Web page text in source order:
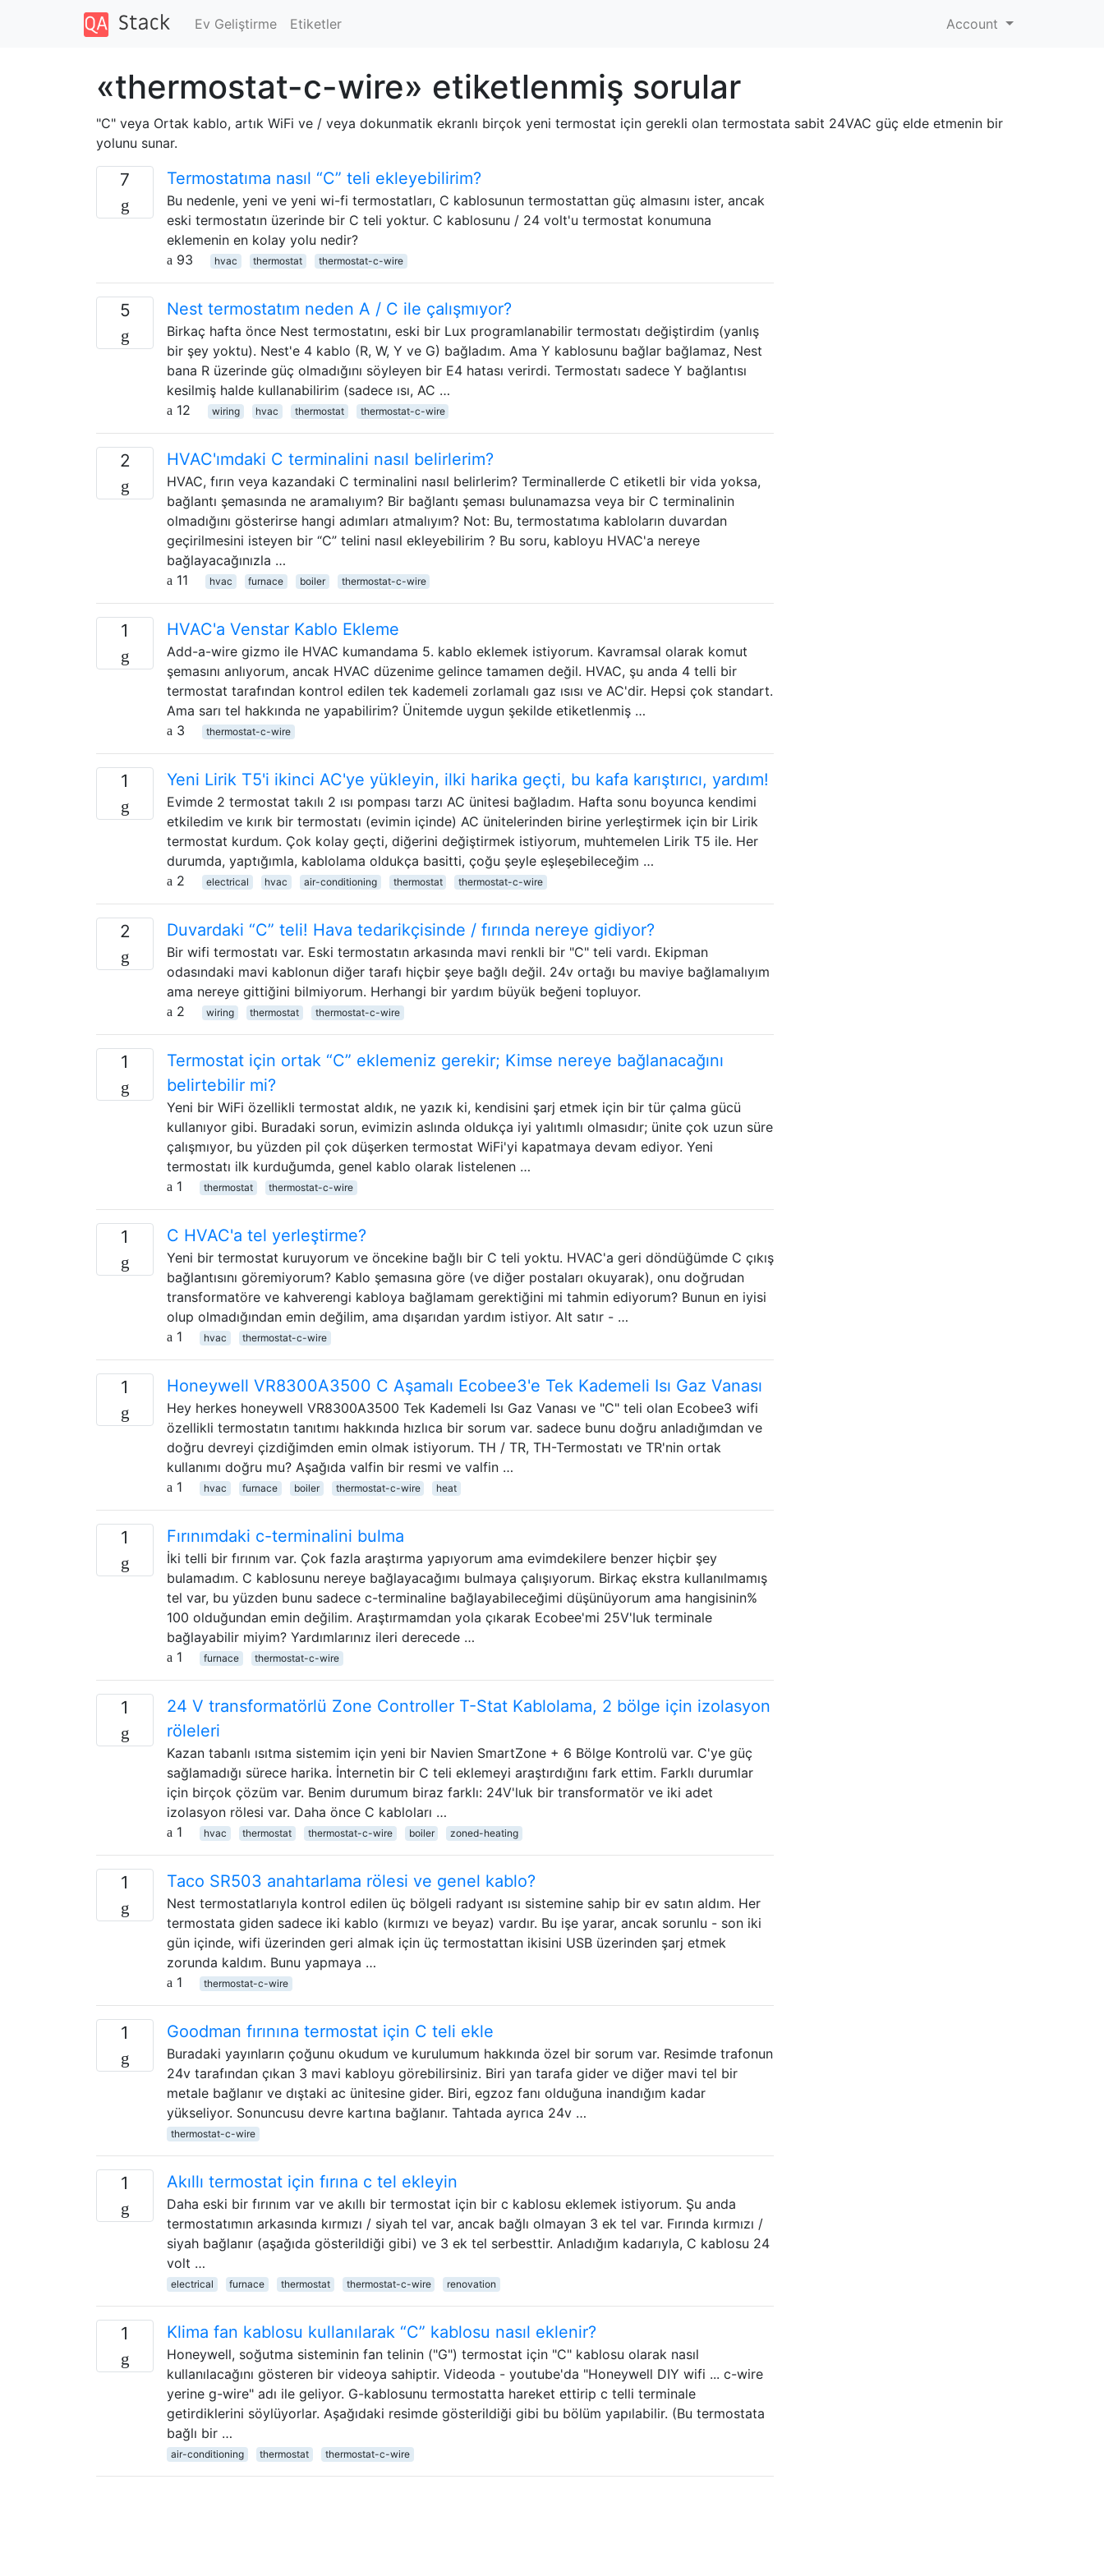
Ev Geliştirme Etiketler Account
«thermostat-c-wire» etiketlenmiş sorular
"C" veya Ortak kablo, artık WiFi ve / veya dokunmatik ekranlı birçok yeni termostat için gerekli olan termostata sabit 24VAC güç elde etmenin bir
yolunu sunar.
7 Termostatıma nasıl “C” teli ekleyebilirim?
Bu nedenle, yeni ve yeni wi-fi termostatları, C kablosunun termostattan güç almasını ister, ancak
eski termostatın üzerinde bir C teli yoktur. C kablosunu / 24 volt'u termostat konumuna
eklemenin en kolay yolu nedir?
93
hvac thermostat thermostat-c-wire
5 Nest termostatım neden A / C ile çalışmıyor?
Birkaç hafta önce Nest termostatını, eski bir Lux programlanabilir termostatı değiştirdim (yanlış
bir şey yoktu). Nest'e 4 kablo (R, W, Y ve G) bağladım. Ama Y kablosunu bağlar bağlamaz, Nest
bana R üzerinde güç olmadığını söyleyen bir E4 hatası verirdi. Termostatı sadece Y bağlantısı
kesilmiş halde kullanabilirim (sadece ısı, AC …
12
wiring hvac thermostat thermostat-c-wire
2 HVAC'ımdaki C terminalini nasıl belirlerim?
HVAC, fırın veya kazandaki C terminalini nasıl belirlerim? Terminallerde C etiketli bir vida yoksa,
bağlantı şemasında ne aramalıyım? Bir bağlantı şeması bulunamazsa veya bir C terminalinin
olmadığını gösterirse hangi adımları atmalıyım? Not: Bu, termostatıma kabloların duvardan
geçirilmesini isteyen bir “C” telini nasıl ekleyebilirim ? Bu soru, kabloyu HVAC'a nereye
bağlayacağınızla …
11
hvac furnace boiler thermostat-c-wire
1 HVAC'a Venstar Kablo Ekleme
Add-a-wire gizmo ile HVAC kumandama 5. kablo eklemek istiyorum. Kavramsal olarak komut
şemasını anlıyorum, ancak HVAC düzenime gelince tamamen değil. HVAC, şu anda 4 telli bir
termostat tarafından kontrol edilen tek kademeli zorlamalı gaz ısısı ve AC'dir. Hepsi çok standart.
Ama sarı tel hakkında ne yapabilirim? Ünitemde uygun şekilde etiketlenmiş …
3
thermostat-c-wire
1 Yeni Lirik T5'i ikinci AC'ye yükleyin, ilki harika geçti, bu kafa karıştırıcı, yardım!
Evimde 2 termostat takılı 2 ısı pompası tarzı AC ünitesi bağladım. Hafta sonu boyunca kendimi
etkiledim ve kırık bir termostatı (evimin içinde) AC ünitelerinden birine yerleştirmek için bir Lirik
termostat kurdum. Çok kolay geçti, diğerini değiştirmek istiyorum, muhtemelen Lirik T5 ile. Her
durumda, yaptığımla, kablolama oldukça basitti, çoğu şeyle eşleşebileceğim …
2
electrical hvac air-conditioning thermostat thermostat-c-wire
2 Duvardaki “C” teli! Hava tedarikçisinde / fırında nereye gidiyor?
Bir wifi termostatı var. Eski termostatın arkasında mavi renkli bir "C" teli vardı. Ekipman
odasındaki mavi kablonun diğer tarafı hiçbir şeye bağlı değil. 24v ortağı bu maviye bağlamalıyım
ama nereye gittiğini bilmiyorum. Herhangi bir yardım büyük beğeni topluyor.
2
wiring thermostat thermostat-c-wire
1
Termostat için ortak “C” eklemeniz gerekir; Kimse nereye bağlanacağını
belirtebilir mi?
Yeni bir WiFi özellikli termostat aldık, ne yazık ki, kendisini şarj etmek için bir tür çalma gücü
kullanıyor gibi. Buradaki sorun, evimizin aslında oldukça iyi yalıtımlı olmasıdır; ünite çok uzun süre
çalışmıyor, bu yüzden pil çok düşerken termostat WiFi'yi kapatmaya devam ediyor. Yeni
termostatı ilk kurduğumda, genel kablo olarak listelenen …
1
thermostat thermostat-c-wire
1 C HVAC'a tel yerleştirme?
Yeni bir termostat kuruyorum ve öncekine bağlı bir C teli yoktu. HVAC'a geri döndüğümde C çıkış
bağlantısını göremiyorum? Kablo şemasına göre (ve diğer postaları okuyarak), onu doğrudan
transformatöre ve kahverengi kabloya bağlamam gerektiğini mi tahmin ediyorum? Bunun en iyisi
olup olmadığından emin değilim, ama dışarıdan yardım istiyor. Alt satır - …
1
hvac thermostat-c-wire
1 Honeywell VR8300A3500 C Aşamalı Ecobee3'e Tek Kademeli Isı Gaz Vanası
Hey herkes honeywell VR8300A3500 Tek Kademeli Isı Gaz Vanası ve "C" teli olan Ecobee3 wifi
özellikli termostatın tanıtımı hakkında hızlıca bir sorum var. sadece bunu doğru anladığımdan ve
doğru devreyi çizdiğimden emin olmak istiyorum. TH / TR, TH-Termostatı ve TR'nin ortak
kullanımı doğru mu? Aşağıda valfin bir resmi ve valfin …
1
hvac furnace boiler thermostat-c-wire heat
1 Fırınımdaki c-terminalini bulma
İki telli bir fırınım var. Çok fazla araştırma yapıyorum ama evimdekilere benzer hiçbir şey
bulamadım. C kablosunu nereye bağlayacağımı bulmaya çalışıyorum. Birkaç ekstra kullanılmamış
tel var, bu yüzden bunu sadece c-terminaline bağlayabileceğimi düşünüyorum ama hangisinin%
100 olduğundan emin değilim. Araştırmamdan yola çıkarak Ecobee'mi 25V'luk terminale
bağlayabilir miyim? Yardımlarınız ileri derecede …
1
furnace thermostat-c-wire
1
24 V transformatörlü Zone Controller T-Stat Kablolama, 2 bölge için izolasyon
röleleri
Kazan tabanlı ısıtma sistemim için yeni bir Navien SmartZone + 6 Bölge Kontrolü var. C'ye güç
sağlamadığı sürece harika. İnternetin bir C teli eklemeyi araştırdığını fark ettim. Farklı durumlar
için birçok çözüm var. Benim durumum biraz farklı: 24V'luk bir transformatör ve iki adet
izolasyon rölesi var. Daha önce C kabloları …
1
hvac thermostat thermostat-c-wire boiler zoned-heating
1 Taco SR503 anahtarlama rölesi ve genel kablo?
Nest termostatlarıyla kontrol edilen üç bölgeli radyant ısı sistemine sahip bir ev satın aldım. Her
termostata giden sadece iki kablo (kırmızı ve beyaz) vardır. Bu işe yarar, ancak sorunlu - son iki
gün içinde, wifi üzerinden geri almak için üç termostattan ikisini USB üzerinden şarj etmek
zorunda kaldım. Bunu yapmaya …
1
thermostat-c-wire
1 Goodman fırınına termostat için C teli ekle
Buradaki yayınların çoğunu okudum ve kurulumum hakkında özel bir sorum var. Resimde trafonun
24v tarafından çıkan 3 mavi kabloyu görebilirsiniz. Biri yan tarafa gider ve diğer mavi tel bir
metale bağlanır ve dıştaki ac ünitesine gider. Biri, egzoz fanı olduğuna inandığım kadar
yükseliyor. Sonuncusu devre kartına bağlanır. Tahtada ayrıca 24v …
thermostat-c-wire
1 Akıllı termostat için fırına c tel ekleyin
Daha eski bir fırınım var ve akıllı bir termostat için bir c kablosu eklemek istiyorum. Şu anda
termostatımın arkasında kırmızı / siyah tel var, ancak bağlı olmayan 3 ek tel var. Fırında kırmızı /
siyah bağlanır (aşağıda gösterildiği gibi) ve 3 ek tel serbesttir. Anladığım kadarıyla, C kablosu 24
volt …
electrical furnace thermostat thermostat-c-wire renovation
1 Klima fan kablosu kullanılarak “C” kablosu nasıl eklenir?
Honeywell, soğutma sisteminin fan telinin ("G") termostat için "C" kablosu olarak nasıl
kullanılacağını gösteren bir videoya sahiptir. Videoda - youtube'da "Honeywell DIY wifi ... c-wire
yerine g-wire" adı ile geliyor. G-kablosunu termostatta hareket ettirip c telli terminale
getirdiklerini söylüyorlar. Aşağıdaki resimde gösterildiği gibi bu bölüm yapılabilir. (Bu termostata
bağlı bir …
air-conditioning thermostat thermostat-c-wire